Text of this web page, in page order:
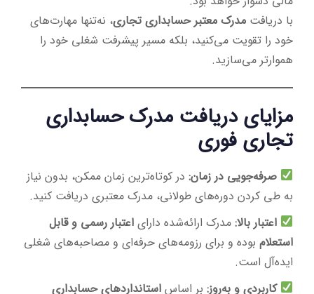
با دریافت مدرک معتبر حسابداری تجاری، نه‌تنها مهارت‌های
خود را تقویت می‌کنید، بلکه مسیر پیشرفت شغلی خود را
هموارتر می‌سازید.
مزایای دریافت مدرک حسابداری
تجاری فوری
صرفه‌جویی در زمان: در کوتاه‌ترین زمان ممکن، بدون نیاز
به طی کردن دوره‌های طولانی، مدرک معتبری دریافت کنید.
اعتبار بالا: مدرک ارائه‌شده دارایاعتبار رسمی و قابل
استعلام بوده و برای رزومه‌های حرفه‌ای و مصاحبه‌های شغلی
ایده‌آل است.
کاربردی و به‌روز: بر اساساستانداردهای حسابداری